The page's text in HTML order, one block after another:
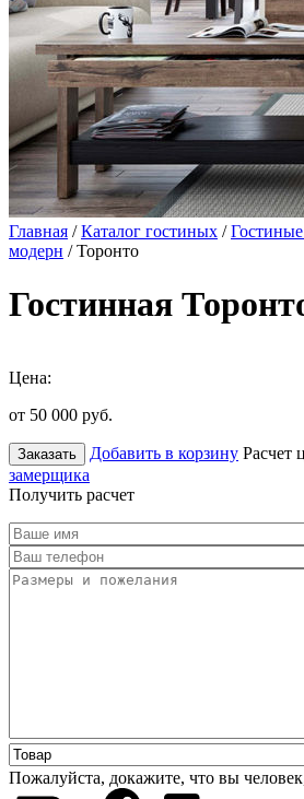
Главная /Каталог гостиных /
модерн / Торонто
Гостинная
Цена:
от 50 000 руб.
Заказать Добавить в корзину Расчет
замерщика
Получить расчет
Пожалуйста, докажите, что вы